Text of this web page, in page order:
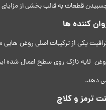
قطعات به قالب بخشی از مزایای
کننده ها
یکی از ترکیبات اصلی روغن
لایه نازک روی سطح اعمال شده
دهد.
ترمز و کلاچ